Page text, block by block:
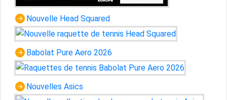
Nouvelle Head Squared
Babolat Pure Aero 2026
Nouvelles Asics